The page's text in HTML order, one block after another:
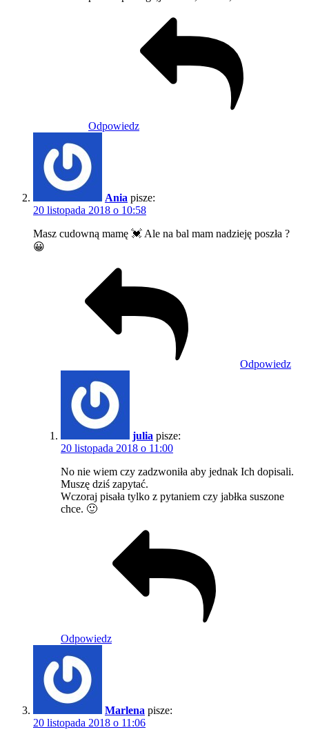
Odpowiedz
Ania pisze:
20 listopada 2018 o 10:58
Masz cudowną mamę 💓 Ale na bal mam nadzieję poszła ?
😀
Odpowiedz
julia pisze:
20 listopada 2018 o 11:00
No nie wiem czy zadzwoniła aby jednak Ich dopisali.
Muszę dziś zapytać.
Wczoraj pisała tylko z pytaniem czy jabłka suszone
chce. 🙂
Odpowiedz
Marlena pisze:
20 listopada 2018 o 11:06